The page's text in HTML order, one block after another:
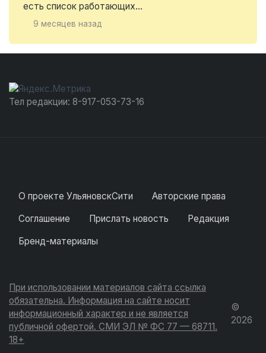
есть список работающих...
9 месяцев назад
Тел редакции: 8-917-053-73-16
О проекте УльяновскСити
Авторские права
Соглашение
Прислать новость
Редакция
Бренд-материалы
При использовании материалов сайта ссылка
обязательна. Информация на сайте носит
информационный характер и не является
публичной офертой. СМИ ЭЛ № ФС 77 — 68711.
18+
©
2026